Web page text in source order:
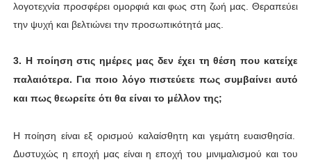
λογοτεχνία προσφέρει ομορφιά και φως στη ζωή μας. Θεραπεύει
την ψυχή και βελτιώνει την προσωπικότητά μας.
3. Η ποίηση στις ημέρες μας δεν έχει τη θέση που κατείχε
παλαιότερα. Για ποιο λόγο πιστεύετε πως συμβαίνει αυτό
και πως θεωρείτε ότι θα είναι το μέλλον της;
Η ποίηση είναι εξ ορισμού καλαίσθητη και γεμάτη ευαισθησία.
Δυστυχώς η εποχή μας είναι η εποχή του μινιμαλισμού και του